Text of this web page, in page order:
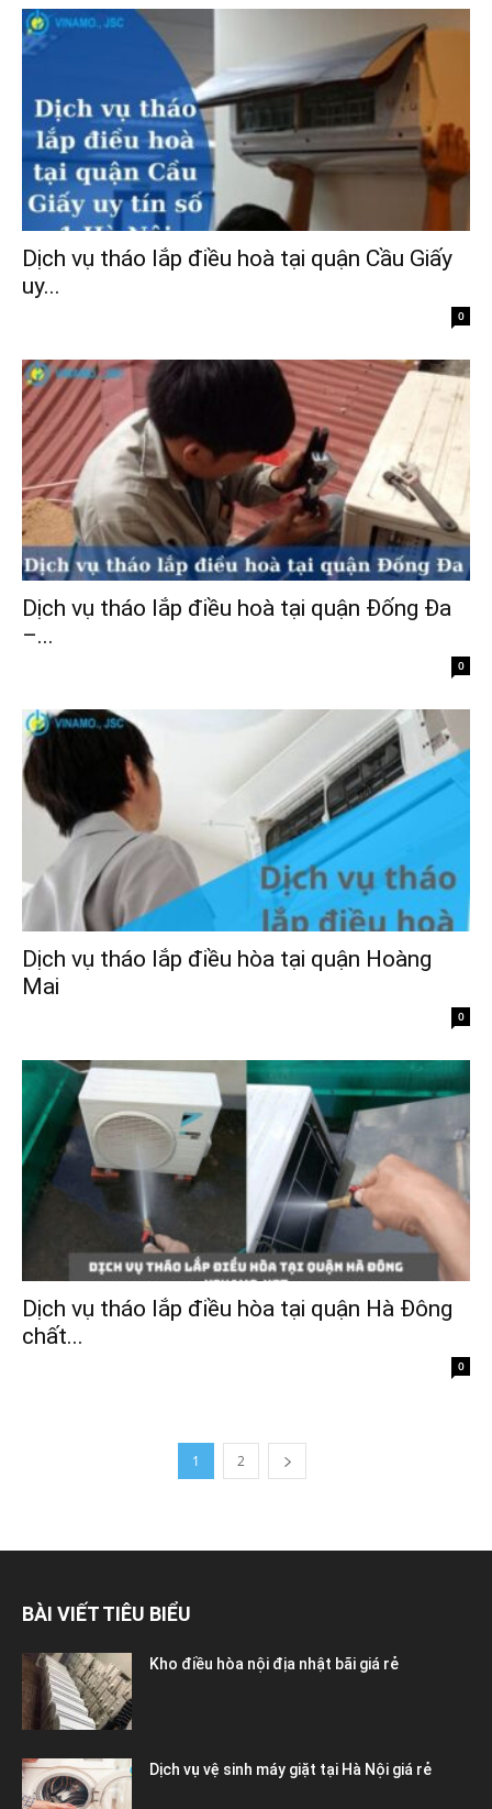
Dịch vụ tháo lắp điều hoà tại quận Cầu Giấy
uy...
0
Dịch vụ tháo lắp điều hoà tại quận Đống Đa
–...
0
Dịch vụ tháo lắp điều hòa tại quận Hoàng
Mai
0
Dịch vụ tháo lắp điều hòa tại quận Hà Đông
chất...
0
1 2
BÀI VIẾT TIÊU BIỂU
Kho điều hòa nội địa nhật bãi giá rẻ
Dịch vụ vệ sinh máy giặt tại Hà Nội giá rẻ